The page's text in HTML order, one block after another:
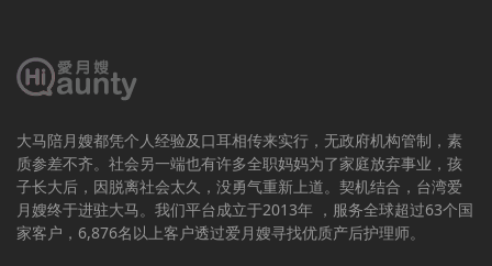
大马陪月嫂都凭个人经验及口耳相传来实行，无政府机构管制，素
质参差不齐。社会另一端也有许多全职妈妈为了家庭放弃事业，孩
子长大后，因脱离社会太久，没勇气重新上道。契机结合，台湾爱
月嫂终于进驻大马。我们平台成立于2013年 ，服务全球超过63个国
家客户，6,876名以上客户透过爱月嫂寻找优质产后护理师。